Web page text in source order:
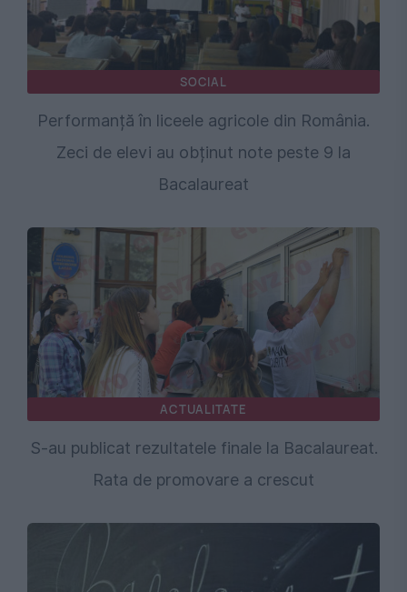
SOCIAL
Performanță în liceele agricole din România.
Zeci de elevi au obținut note peste 9 la
Bacalaureat
ACTUALITATE
S-au publicat rezultatele finale la Bacalaureat.
Rata de promovare a crescut